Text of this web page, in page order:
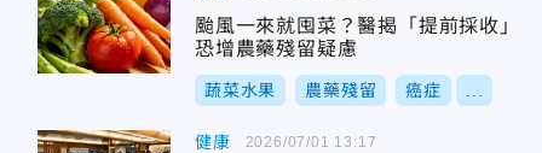
颱風一來就囤菜？醫揭「提前採收」
恐增農藥殘留疑慮
蔬菜水果 農藥殘留 癌症
健康 2026/07/01 13:17